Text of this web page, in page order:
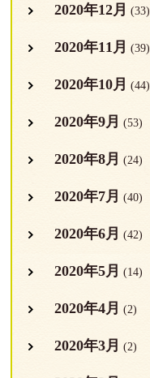
2020年12月 (33)
2020年11月 (39)
2020年10月 (44)
2020年9月 (53)
2020年8月 (24)
2020年7月 (40)
2020年6月 (42)
2020年5月 (14)
2020年4月 (2)
2020年3月 (2)